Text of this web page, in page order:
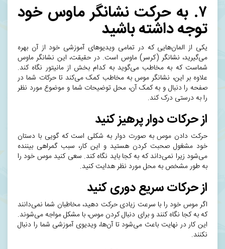
۷. به حرکت نشانگر ماوس خود
توجه داشته باشید
یکی از المان‌هایی که در تمامی ویدیو‌های آموزشی خود از آن بهره
می‌گیرید، نشانگر (کرسر) ماوس است. در حقیقت، این نشانگر ماوس
شماست که به مخاطب می‌گوید به کدام بخش از مانیتور نگاه کند.
علاوه بر این، نشانگر موس به مخاطب کمک می‌کند تا حرکات شما در
صفحه را دنبال و به کمک آن، محل توضیحات شما و موضوع مورد نظر
را به درستی درک کند.
از حرکات دوار پرهیز کنید
حرکت دادن موس به صورت دوار به شکلی است که گویی با دستان
خود مشغول صحبت کردن هستید و این کار، سبب گمراهی بیننده
می‌شود زیرا نمی‌داند که به کجا باید نگاه کند. سعی کنید موس خود را
به طور مشخص به محل مورد نظر هدایت کنید.
از حرکات سریع دوری کنید
اگر موس خود را با سرعت زیادی حرکت دهید،‌ مخاطبان شما نمی‌دانند
که به کجا نگاه کنند و برای دنبال کردن موس، با مشکل مواجه می‌شوند.
این کار در نهایت باعث می‌شود تا آن‌ها، ویدیوی آموزشی شما را دنبال
نکنند.